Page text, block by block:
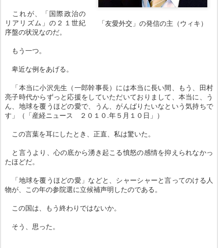
「友愛外交」の発信の主（ウィキ）
これが、「国際政治の
リアリズム」の２１世紀
序盤の状況なのだ。
もう一つ。
卑近な例をあげる。
「本当に小沢先生（一郎幹事長）には本当に長い間、もう、田村
亮子時代からずっと応援をしていただいておりまして、本当に、う
ん、地球を覆うほどの愛で、うん、がんばりたいなという気持ちで
す」（「産経ニュース ２０１０.年５月１０日」）
この言葉を耳にしたとき、正直、私は驚いた。
と言うより、心の底から湧き起こる憤怒の感情を抑えられなかっ
たほどだ。
「地球を覆うほどの愛」などと、シャーシャーと言ってのける人
物が、この年の参院選に立候補声明したのである。
この国は、もう終わりではないか。
そう、思った。